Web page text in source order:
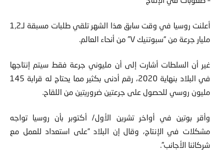
أعلنت روسيا في وقت سابق هذا الشهر تلقي طلبات مسبقة لـ1,2
مليار جرعة من “سبوتنيك V” من أنحاء العالم.
غير أن السلطات أشارت إلى أن مليوني جرعة فقط سيتم إنتاجها
في البلاد بنهاية 2020، رقم أدنى بكثير مما يحتاج له قرابة 145
مليون روسي للحصول على جرعتين ضروريتين من اللقاح.
وأقر بوتين في أواخر تشرين الأول/ أكتوبر بأن روسيا تواجه
مشكلات في الإنتاج، وقال إن البلاد “على استعداد للعمل مع
شركائنا الأجانب”.